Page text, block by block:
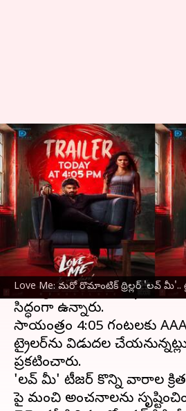
Love Me: మరో రొమాంటిక్ థ్రిల్లర్ 'లవ్
Love Me: మరో
'లవ్ మీ'.. ట్రైలర్‌
వ్రాసిన వారు Sirish Praharaju May 16, 2024
ఈ వార్తాకథనం ఏంటి
యువ నటులు ఆశిష్,వైష్ణవి
రొమాంటిక్ థ్రిల్లర్ 'లవ్ మీ'
మధ్యాహ్నం సినిమా ట్రైలర్‌ను
సిద్ధంగా ఉన్నారు.
సాయంత్రం 4:05 గంటలకు
ట్రైలర్‌ను విడుదల
ప్రకటించారు.
'లవ్ మీ' టీజర్ కొన్ని వారాల
పై మంచి అంచనాలను